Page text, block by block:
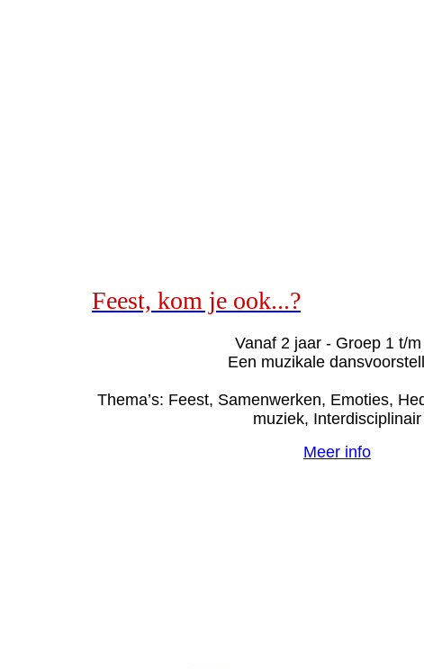
Feest, kom je ook...?
Vanaf 2 jaar - Groep 1 t/
Een muzikale
Thema’s: Feest, Samenwerken, Emoties,
muziek, Interdisciplinair
Meer info